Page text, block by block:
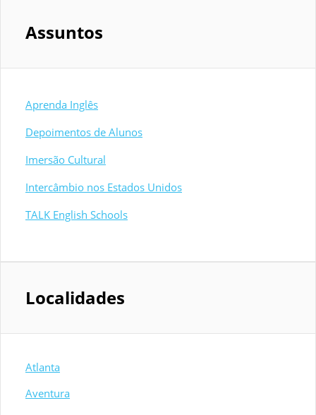
Assuntos
Aprenda Inglês
Depoimentos de Alunos
Imersão Cultural
Intercâmbio nos Estados Unidos
TALK English Schools
Localidades
Atlanta
Aventura